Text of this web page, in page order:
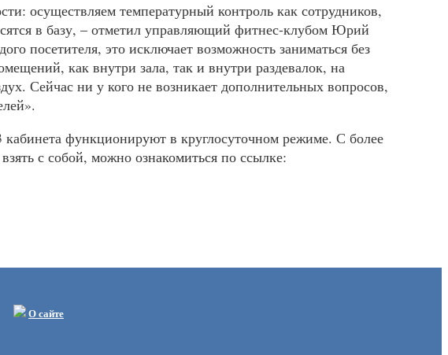
осуществляем температурный контроль как сотрудников,
в базу, – отметил управляющий фитнес-клубом Юрий
посетителя, это исключает возможность заниматься без
как внутри зала, так и внутри раздевалок, на
Сейчас ни у кого не возникает дополнительных вопросов,
функционируют в круглосуточном режиме. С более
с собой, можно ознакомиться по ссылке:
О сайте